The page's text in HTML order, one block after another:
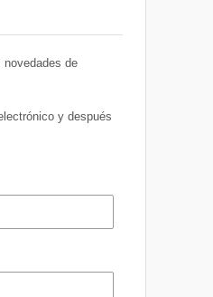
novedades de
y después